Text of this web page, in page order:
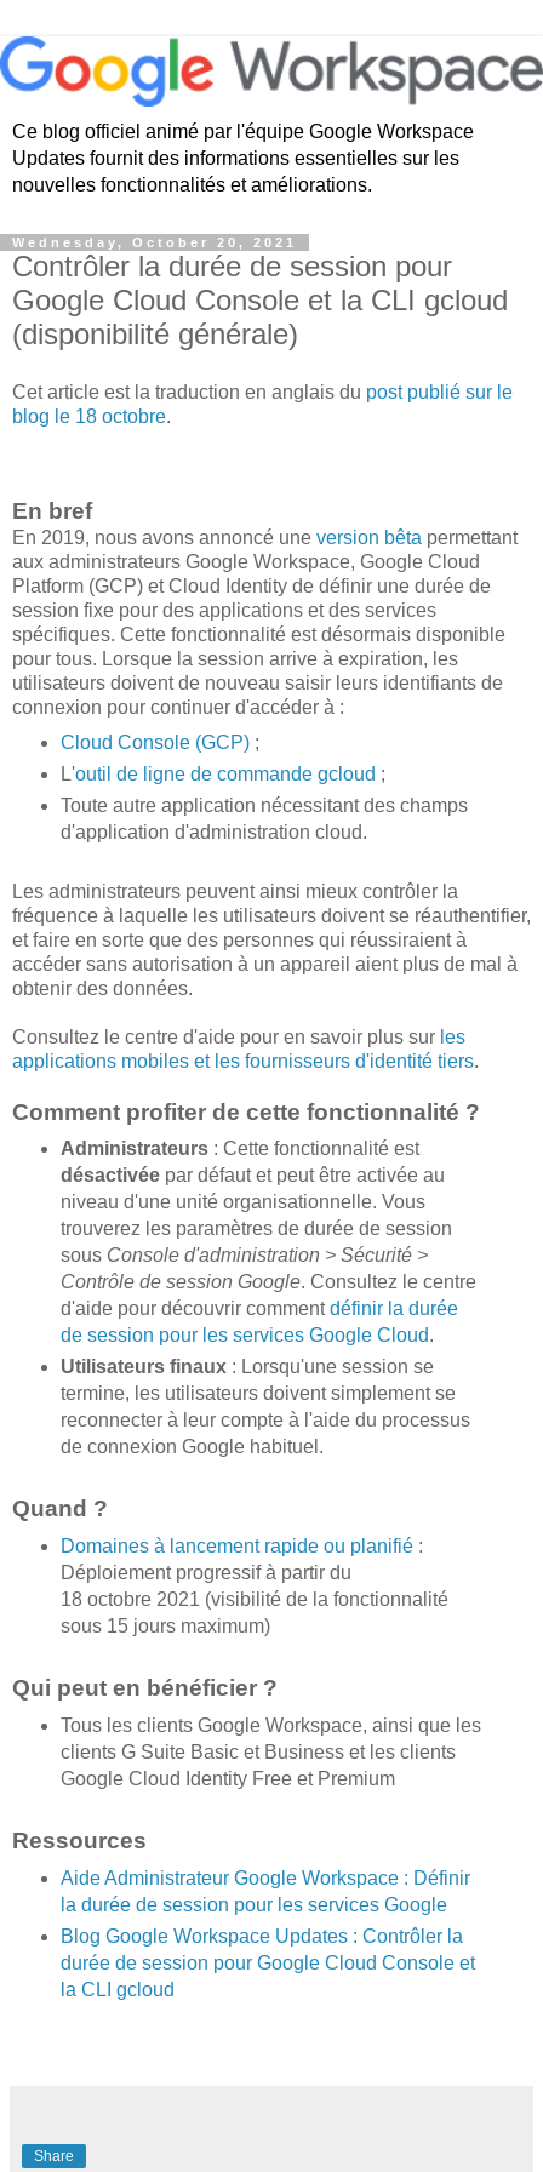
Ce blog officiel animé par l'équipe Google Workspace
Updates fournit des informations essentielles sur les
nouvelles fonctionnalités et améliorations.
Wednesday, October 20, 2021
Contrôler la durée de session pour
Google Cloud Console et la CLI gcloud
(disponibilité générale)
Cet article est la traduction en anglais du post publié sur le
blog le 18 octobre.
En bref
En 2019, nous avons annoncé une version bêta permettant
aux administrateurs Google Workspace, Google Cloud
Platform (GCP) et Cloud Identity de définir une durée de
session fixe pour des applications et des services
spécifiques. Cette fonctionnalité est désormais disponible
pour tous. Lorsque la session arrive à expiration, les
utilisateurs doivent de nouveau saisir leurs identifiants de
connexion pour continuer d'accéder à :
Cloud Console (GCP);
L'outil de ligne de commande gcloud ;
Toute autre application nécessitant des champs
d'application d'administration cloud.
Les administrateurs peuvent ainsi mieux contrôler la
fréquence à laquelle les utilisateurs doivent se réauthentifier,
et faire en sorte que des personnes qui réussiraient à
accéder sans autorisation à un appareil aient plus de mal à
obtenir des données.
Consultez le centre d'aide pour en savoir plus sur les
applications mobiles et les fournisseurs d'identité tiers.
Comment profiter de cette fonctionnalité ?
Administrateurs: Cette fonctionnalité est
désactivéepar défaut et peut être activée au
niveau d'une unité organisationnelle. Vous
trouverez les paramètres de durée de session
sous Console d'administration > Sécurité >
Contrôle de session Google. Consultez le centre
d'aide pour découvrir commentdéfinir la durée
de session pour les services Google Cloud.
Utilisateurs finaux: Lorsqu'une session se
termine, les utilisateurs doivent simplement se
reconnecter à leur compte à l'aide du processus
de connexion Google habituel.
Quand ?
Domaines à lancement rapide ou planifié:
Déploiement progressif à partir du
18 octobre 2021 (visibilité de la fonctionnalité
sous 15 jours maximum)
Qui peut en bénéficier ?
Tous les clients Google Workspace, ainsi que les
clients G Suite Basic et Business et les clients
Google Cloud Identity Free et Premium
Ressources
Aide Administrateur Google Workspace : Définir
la durée de session pour les services Google
Blog Google Workspace Updates : Contrôler la
durée de session pour Google Cloud Console et
la CLI gcloud
Share